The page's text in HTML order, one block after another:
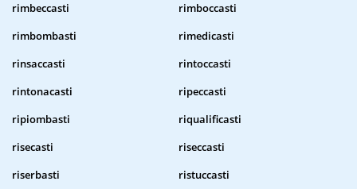
rimbeccasti
rimboccasti
rimbombasti
rimedicasti
rinsaccasti
rintoccasti
rintonacasti
ripeccasti
ripiombasti
riqualificasti
risecasti
riseccasti
riserbasti
ristuccasti